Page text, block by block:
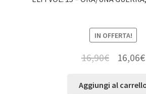
IN OFFERTA!
16,90€ 16,06€
Aggiungi al